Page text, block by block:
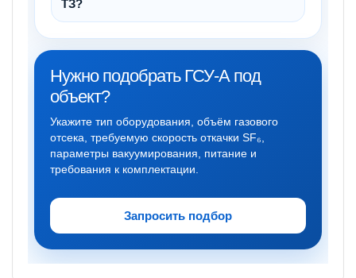
ТЗ?
Нужно подобрать ГСУ-А под
объект?
Укажите тип оборудования, объём газового
отсека, требуемую скорость откачки SF₆,
параметры вакуумирования, питание и
требования к комплектации.
Запросить подбор